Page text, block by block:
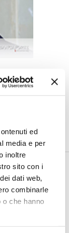
ed
media e per
inoltre
sito con i
dati web,
combinarle
o che hanno
per far